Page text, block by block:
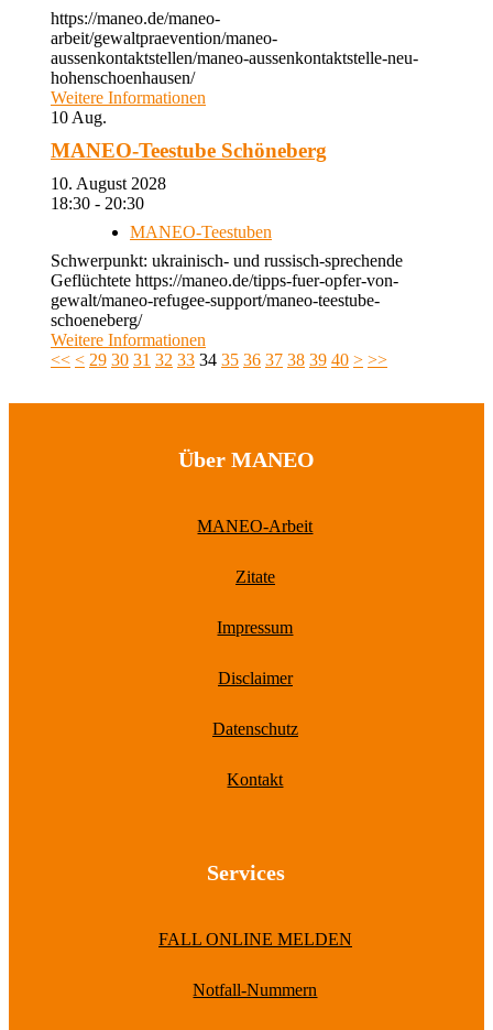
https://maneo.de/maneo-
arbeit/gewaltpraevention/maneo-
aussenkontaktstellen/maneo-aussenkontaktstelle-neu-
hohenschoenhausen/
Weitere Informationen
10 Aug.
MANEO-Teestube Schöneberg
10. August 2028
18:30 - 20:30
MANEO-Teestuben
Schwerpunkt: ukrainisch- und russisch-sprechende
Geflüchtete https://maneo.de/tipps-fuer-opfer-von-
gewalt/maneo-refugee-support/maneo-teestube-
schoeneberg/
Weitere Informationen
<< < 29 30 31 32 33 34 35 36 37 38 39 40 > >>
Über MANEO
MANEO-Arbeit
Zitate
Impressum
Disclaimer
Datenschutz
Kontakt
Services
FALL ONLINE MELDEN
Notfall-Nummern